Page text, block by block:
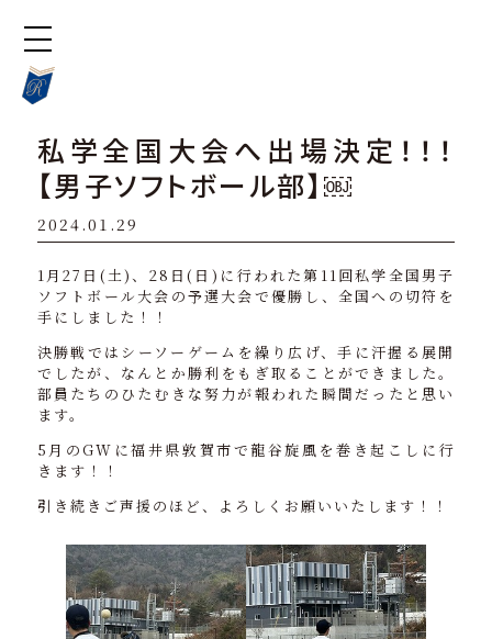
私学全国大会へ出場決定！！！
【男子ソフトボール部】￼
2024.01.29
1月27日(土)、28日(日)に行われた第11回私学全国男子
ソフトボール大会の予選大会で優勝し、全国への切符を
手にしました！！
決勝戦ではシーソーゲームを繰り広げ、手に汗握る展開
でしたが、なんとか勝利をもぎ取ることができました。
部員たちのひたむきな努力が報われた瞬間だったと思い
ます。
5月のGWに福井県敦賀市で龍谷旋風を巻き起こしに行
きます！！
引き続きご声援のほど、よろしくお願いいたします！！